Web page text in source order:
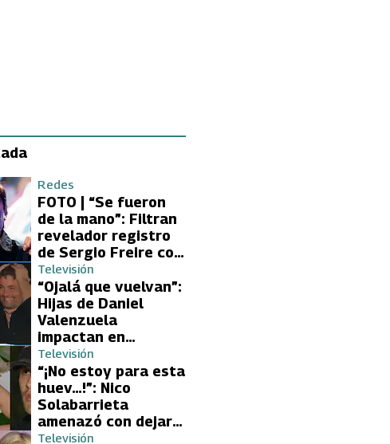
Redes
FOTO | “Se fueron
de la mano”: Filtran
revelador registro
de Sergio Freire con
supuesta nueva
conquista
Televisión
“Ojalá que vuelvan”:
Hijas de Daniel
Valenzuela
impactan en
Volverías con tu Ex
2 con directa
petición a su papá
sobre Yamila Reyna
Televisión
“¡No estoy para esta
huev…!”: Nico
Solabarrieta
amenazó con dejar
Volverías con tu Ex
Televisión